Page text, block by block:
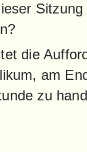
Sitzung
die
am
zu